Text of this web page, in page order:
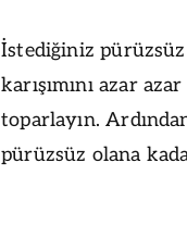
İstediğiniz pürüzsüz
karışımını azar
toparlayın.
pürüzsüz olana